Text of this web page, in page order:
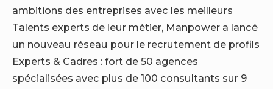
ambitions des entreprises avec les meilleurs
Talents experts de leur métier, Manpower a lancé
un nouveau réseau pour le recrutement de profils
Experts & Cadres : fort de 50 agences
spécialisées avec plus de 100 consultants sur 9